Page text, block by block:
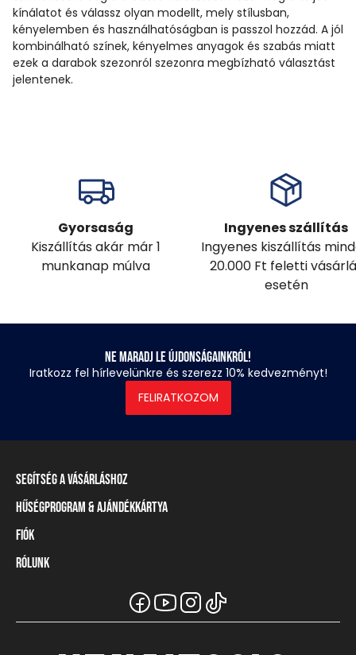
kínálatot és válassz olyan modellt, mely stílusban,
kényelemben és használhatóságban is passzol hozzád. A jól
kombinálható színek, kényelmes anyagok és szabás miatt
ezek a darabok szezonról szezonra megbízható választást
jelentenek.
Gyorsaság
Kiszállítás akár már 1
munkanap múlva
Ingyenes szállítás
Ingyenes kiszállítás
20.000 Ft feletti
esetén
Ne maradj le újdonságainkról!
Iratkozz fel hírlevelünkre és szerezz 10% kedvezményt!
FELIRATKOZOM
Segítség a vásárláshoz
Szállítási információ
Fizetési módok
Mérettáblázat
Üzleteink és viszonteladók
Gyakori kérdések (GYIK)
Hűségprogram & Ajándékkártya
Törzsvásárlói program
Ajándékkártya
Fiók
Belépés / Regisztráció
Rólunk
A Heavy Tools márka
Viszonteladói információ